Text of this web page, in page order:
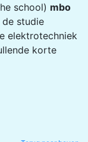
school) mbo
studie
elektrotechniek
korte